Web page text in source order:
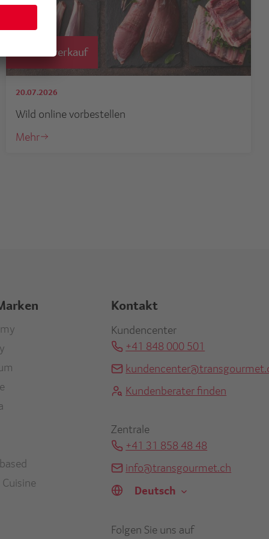
Wildvorverkauf
20.07.2026
Wild online vorbestellen
Mehr
Kontakt
Kundencenter
+41 848 000 501
Kundenberater finden
Zentrale
+41 31 858 48 48
info@transgourmet.ch
Select
your
Folgen Sie uns auf